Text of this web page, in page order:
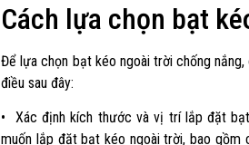
Cách lựa chọn bạt
Để lựa chọn bạt kéo ngoài trời chống
điều sau đây:
• Xác định kích thước và vị trí lắp đặt
muốn lắp đặt bạt kéo ngoài trời, bao